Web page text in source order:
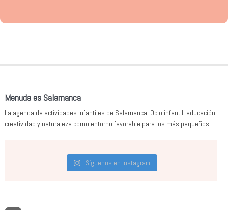
Menuda es Salamanca
La agenda de actividades infantiles de Salamanca. Ocio infantil, educación,
creatividad y naturaleza como entorno favorable para los más pequeños.
Síguenos en Instagram